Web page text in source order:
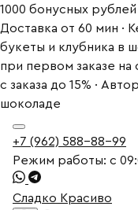
1000 бонусных рублей
Доставка от 60 мин ·
букеты и клубника в
при первом заказе на
с заказа до 15% ·
шоколаде
+7 (962) 588-88-99
Режим работы: с
Сладко Красиво